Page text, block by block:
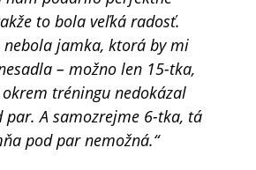
to bola veľká radosť.
nebola jamka, ktorá by mi
– možno len 15-tka,
tréningu nedokázal
par. A samozrejme 6-tka, tá
pod par nemožná.“